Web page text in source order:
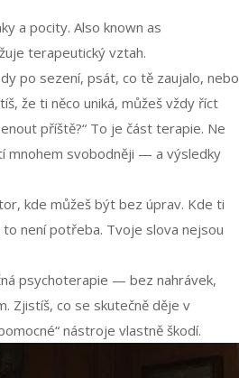
a pocity. Also known as
terapeutický vztah.
po sezení, psát, co tě zaujalo, nebo
že ti něco uniká, můžeš vždy říct
příště?“ To je část terapie. Ne
mnohem svobodněji — a výsledky
kde můžeš být bez úprav. Kde ti
není potřeba. Tvoje slova nejsou
psychoterapie — bez nahrávek,
Zjistíš, co se skutečně děje v
nástroje vlastně škodí.